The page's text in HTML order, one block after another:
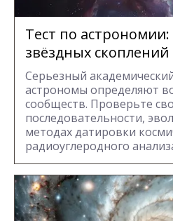
Тест по астрономии:
звёздных скоплений
Серьезный
астрономы определяют
сообществ. Проверьте
последовательности,
методах датировки
радиоуглеродного